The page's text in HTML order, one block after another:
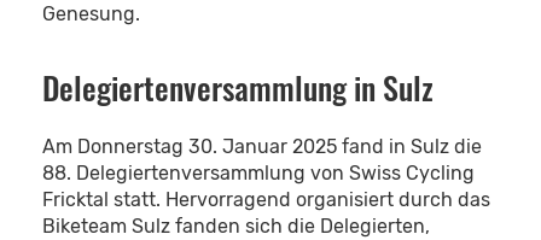
Genesung.
Delegiertenversammlung in Sulz
Am Donnerstag 30. Januar 2025 fand in Sulz die
88. Delegiertenversammlung von Swiss Cycling
Fricktal statt. Hervorragend organisiert durch das
Biketeam Sulz fanden sich die Delegierten,